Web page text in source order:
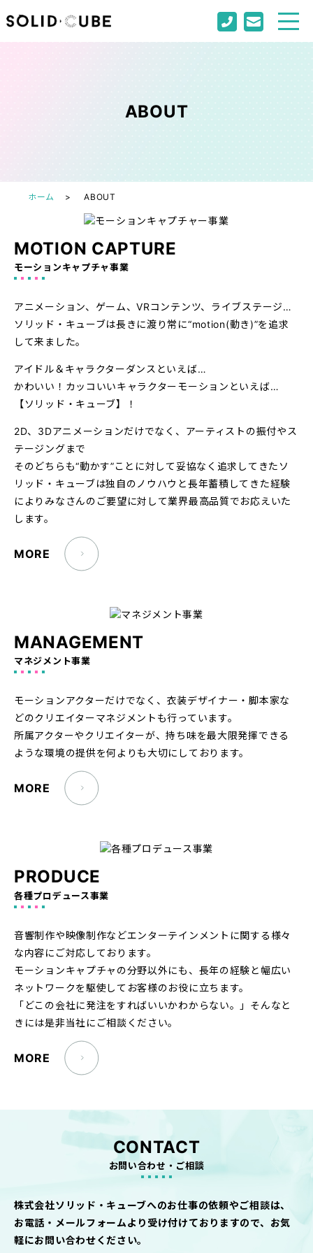
ABOUT
ホーム ABOUT
MOTION CAPTURE
モーションキャプチャ事業
アニメーション、ゲーム、VRコンテンツ、ライブステージ…
ソリッド・キューブは長きに渡り常に“motion(動き)”を追求
して来ました。
アイドル＆キャラクターダンスといえば…
かわいい！カッコいいキャラクターモーションといえば…
【ソリッド・キューブ】！
2D、3Dアニメーションだけでなく、アーティストの振付やス
テージングまで
そのどちらも“動かす”ことに対して妥協なく追求してきたソ
リッド・キューブは独自のノウハウと長年蓄積してきた経験
によりみなさんのご要望に対して業界最高品質でお応えいた
します。
MORE
MANAGEMENT
マネジメント事業
モーションアクターだけでなく、衣装デザイナー・脚本家な
どのクリエイターマネジメントも行っています。
所属アクターやクリエイターが、持ち味を最大限発揮できる
ような環境の提供を何よりも大切にしております。
MORE
PRODUCE
各種プロデュース事業
音響制作や映像制作などエンターテインメントに関する様々
な内容にご対応しております。
モーションキャプチャの分野以外にも、長年の経験と幅広い
ネットワークを駆使してお客様のお役に立ちます。
「どこの会社に発注をすればいいかわからない。」そんなと
きには是非当社にご相談ください。
MORE
CONTACT
お問い合わせ・ご相談
株式会社ソリッド・キューブへのお仕事の依頼やご相談は、
お電話・メールフォームより受け付けておりますので、お気
軽にお問い合わせください。